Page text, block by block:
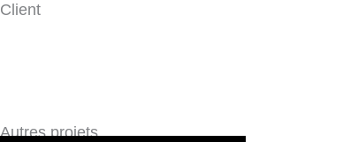
Client
Autres projets